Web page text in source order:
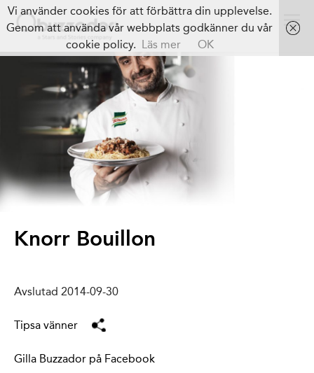
Knorr Bouillon
Avslutad 2014-09-30
Tipsa vänner
Gilla Buzzador på Facebook
Vi använder cookies för att förbättra din upplevelse.
Genom att använda vår webbplats godkänner du vår
cookie policy. Läs mer OK